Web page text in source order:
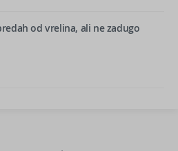
od vrelina, ali ne zadugo